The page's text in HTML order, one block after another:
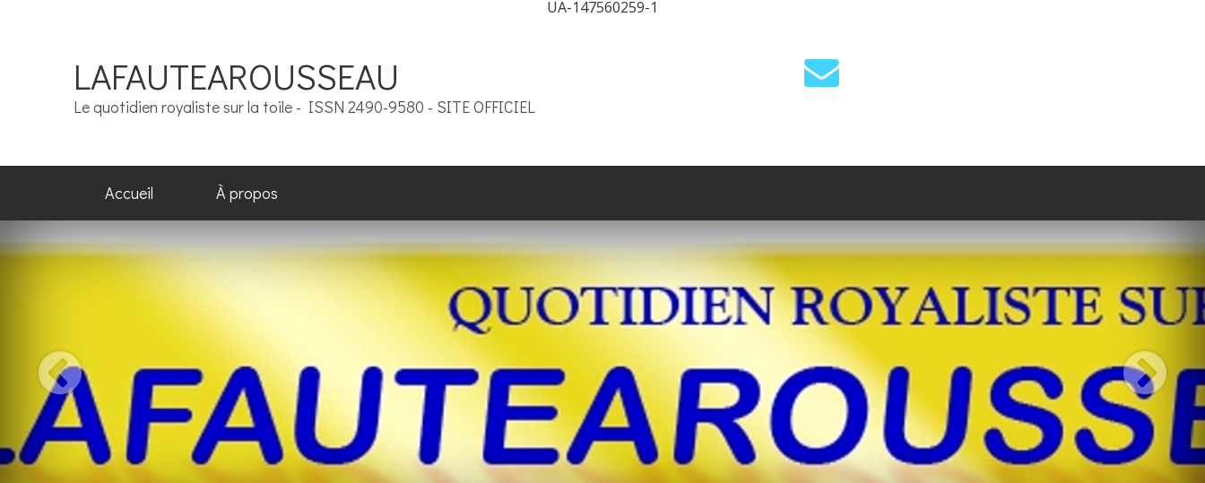
UA-147560259-1
LAFAUTEAROUSSEAU
Le quotidien royaliste sur la toile - ISSN 2490-9580 - SITE OFFICIEL
Accueil À propos